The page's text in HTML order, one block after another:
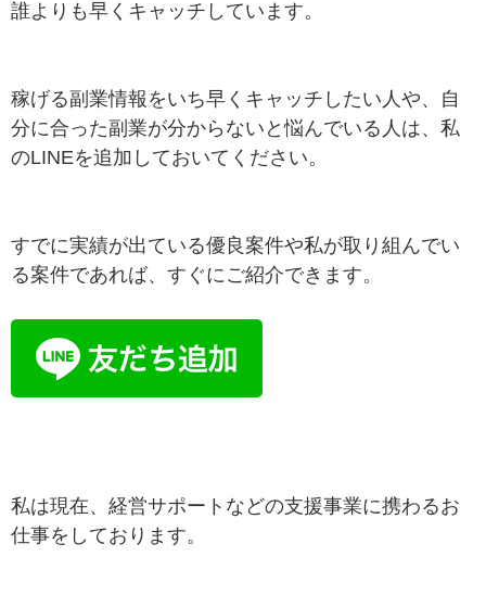
誰よりも早くキャッチしています。
稼げる副業情報をいち早くキャッチしたい人や、自
分に合った副業が分からないと悩んでいる人は、私
のLINEを追加しておいてください。
すでに実績が出ている優良案件や私が取り組んでい
る案件であれば、すぐにご紹介できます。
私は現在、経営サポートなどの支援事業に携わるお
仕事をしております。